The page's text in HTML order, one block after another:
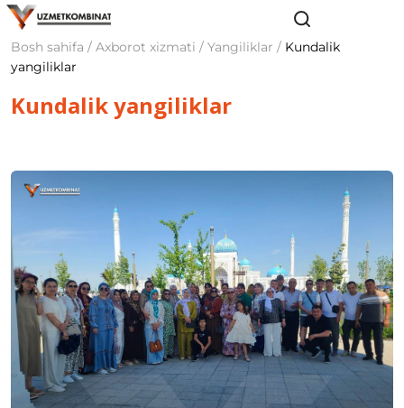
Bosh sahifa / Axborot xizmati / Yangiliklar / Kundalik
yangiliklar
Kundalik yangiliklar